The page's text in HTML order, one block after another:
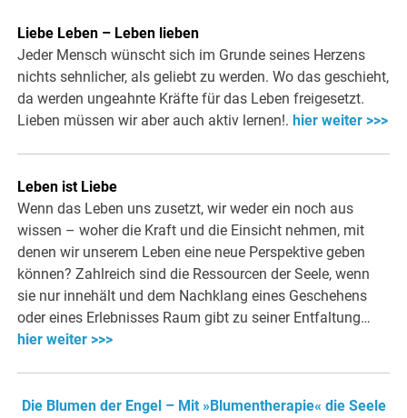
Liebe Leben – Leben lieben
Jeder Mensch wünscht sich im Grunde seines Herzens
nichts sehnlicher, als geliebt zu werden. Wo das geschieht,
da werden ungeahnte Kräfte für das Leben freigesetzt.
Lieben müssen wir aber auch aktiv lernen!. hier weiter >>>
Leben ist Liebe
Wenn das Leben uns zusetzt, wir weder ein noch aus
wissen – woher die Kraft und die Einsicht nehmen, mit
denen wir unserem Leben eine neue Perspektive geben
können? Zahlreich sind die Ressourcen der Seele, wenn
sie nur innehält und dem Nachklang eines Geschehens
oder eines Erlebnisses Raum gibt zu seiner Entfaltung…
hier weiter >>>
Die Blumen der Engel – Mit »Blumentherapie« die Seele